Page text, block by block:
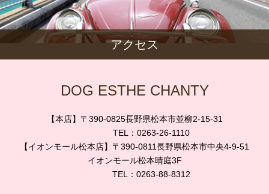
アクセス
DOG ESTHE CHANTY
【本店】〒390-0825長野県松本市並柳2-15-31
TEL：0263-26-1110
【イオンモール松本店】〒390-0811長野県松本市中央4-9-51
イオンモール松本晴庭3F
TEL：0263-88-8312